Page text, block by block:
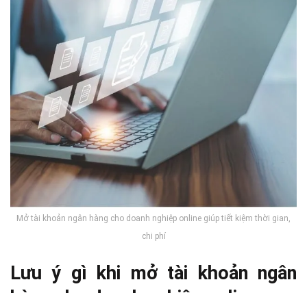
Mở tài khoản ngân hàng cho doanh nghiệp online giúp tiết kiệm thời gian,
chi phí
Lưu ý gì khi mở tài khoản ngân